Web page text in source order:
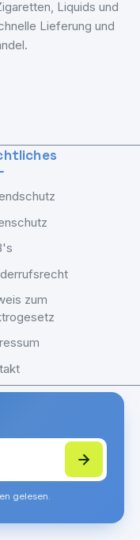
Liquids und
Lieferung und
zum
gelesen.